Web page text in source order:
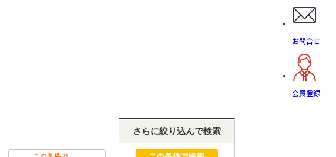
お問合せ
会員登録
さらに絞り込んで検索